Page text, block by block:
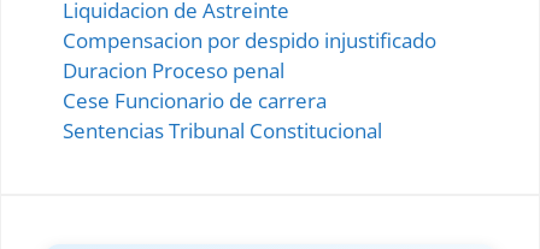
Liquidacion de Astreinte
Compensacion por despido injustificado
Duracion Proceso penal
Cese Funcionario de carrera
Sentencias Tribunal Constitucional